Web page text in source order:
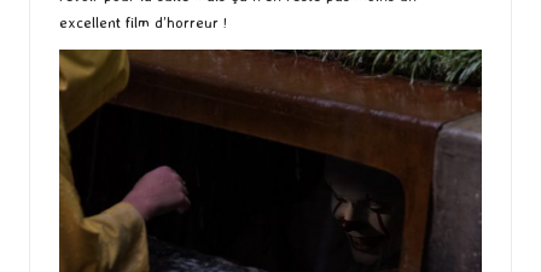
excellent film d’horreur !